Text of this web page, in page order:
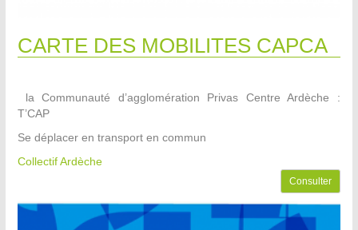
CARTE DES MOBILITES CAPCA
la Communauté d’agglomération Privas Centre Ardèche :
T’CAP
Se déplacer en transport en commun
Collectif Ardèche
Consulter